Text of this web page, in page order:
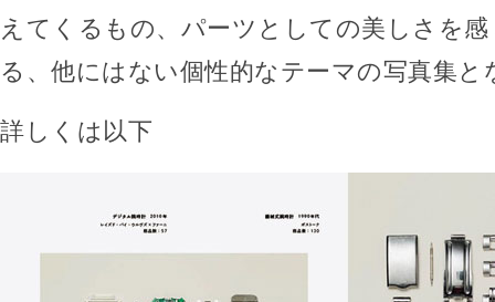
えてくるもの、パーツとしての美しさを
る、他にはない個性的なテーマの写真集と
詳しくは以下